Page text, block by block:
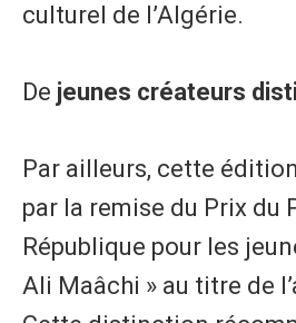
culturel de l’Algérie.
De jeunes créateurs
Par ailleurs, cette
par la remise du Prix du
République pour les
Ali Maâchi » au titre de